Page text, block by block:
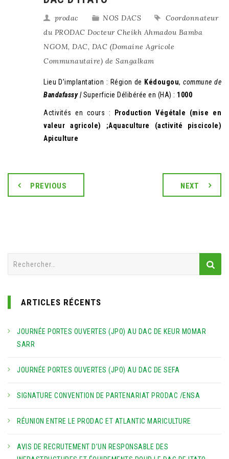
prodac NOS DACS
Coordonnateur
du PRODAC Docteur Cheikh Ahmadou Bamba
NGOM, DAC, DAC (Domaine Agricole
Communautaire) de Sangalkam
Lieu D’implantation : Région de Kédougou,commune de
Bandafassy |Superficie Délibérée en (HA) : 1000
Activités en cours :
Production Végétale (mise en
valeur agricole) ;Aquaculture (activité piscicole)
Apiculture
PREVIOUS NEXT
ARTICLES RÉCENTS
JOURNÉE PORTES OUVERTES (JPO) AU DAC DE KEUR MOMAR
SARR
JOURNÉE PORTES OUVERTES (JPO) AU DAC DE SEFA
SIGNATURE CONVENTION DE PARTENARIAT PRODAC /ENSA
RÉUNION ENTRE LE PRODAC ET ATLANTIC MARICULTURE
AVIS DE RECRUTEMENT D’UN RESPONSABLE DES